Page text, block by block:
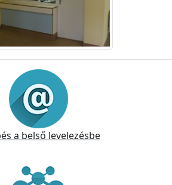
a belső levelezésbe